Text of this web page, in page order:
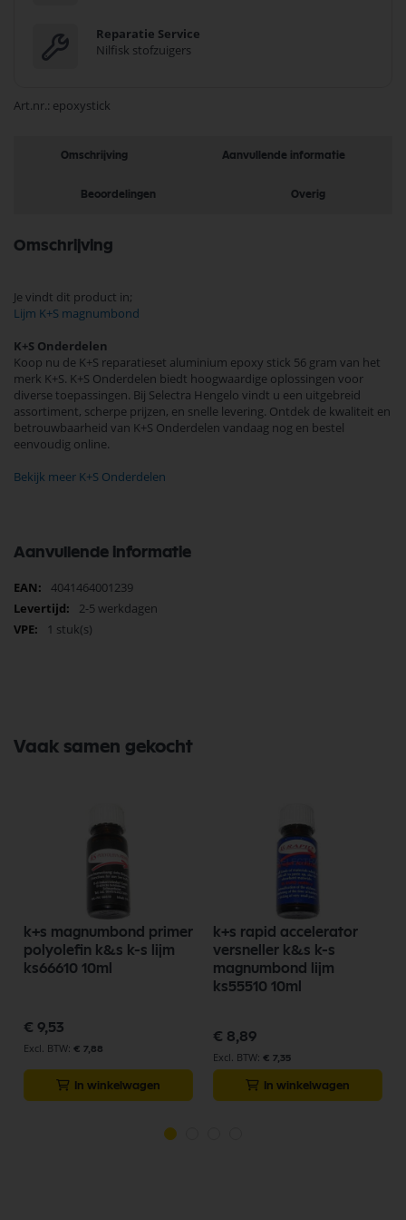
Reparatie Service
Nilfisk stofzuigers
Art.nr. epoxystick
Omschrijving Aanvullende informatie
Beoordelingen Overig
Omschrijving
Je vindt dit product in;
Lijm K+S magnumbond
K+S Onderdelen
Koop nu de K+S reparatieset aluminium epoxy stick 56 gram van het
merk K+S. K+S Onderdelen biedt hoogwaardige oplossingen voor
diverse toepassingen. Bij Selectra Hengelo vindt u een uitgebreid
assortiment, scherpe prijzen, en snelle levering. Ontdek de kwaliteit en
betrouwbaarheid van K+S Onderdelen vandaag nog en bestel
eenvoudig online.
Bekijk meer K+S Onderdelen
Aanvullende informatie
Meer
informatie
4041464001239
2-5 werkdagen
1 stuk(s)
Vaak samen gekocht
k+s magnumbond primer
polyolefin k&s k-s lijm
ks66610 10ml
€ 9,53
€ 7,88
In winkelwagen
k+s rapid accelerator
versneller k&s k-s
magnumbond lijm
ks55510 10ml
€ 8,89
€ 7,35
In winkelwagen